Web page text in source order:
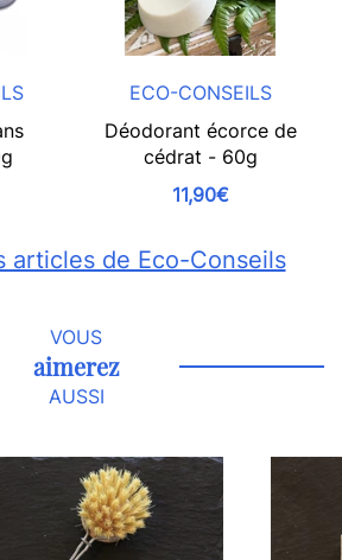
ECO-CONSEILS
Déodorant écorce de
cédrat - 60g
11,90€
articles de Eco-Conseils
VOUS
aimerez
AUSSI